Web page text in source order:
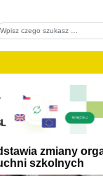
zmiany
szkolnych